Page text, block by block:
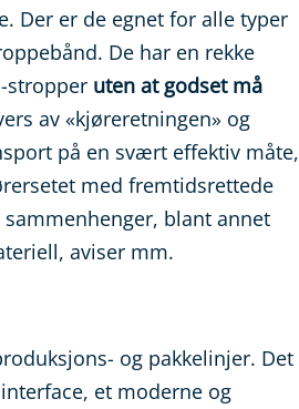
Der er de egnet for alle typer
De har en rekke
stropper uten at godset må
av «kjøreretningen» og
på en svært effektiv måte,
med fremtidsrettede
blant annet
aviser mm.
og pakkelinjer. Det
et moderne og